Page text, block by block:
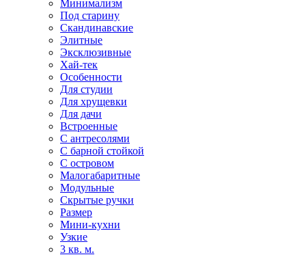
Минимализм
Под старину
Скандинавские
Элитные
Эксклюзивные
Хай-тек
Особенности
Для студии
Для хрущевки
Для дачи
Встроенные
С антресолями
С барной стойкой
С островом
Малогабаритные
Модульные
Скрытые ручки
Размер
Мини-кухни
Узкие
3 кв. м.